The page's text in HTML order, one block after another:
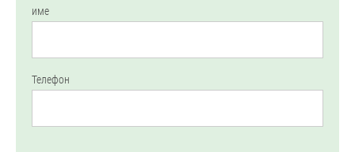
име
Телефон